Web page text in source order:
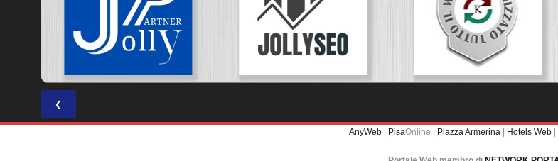
❮
AnyWeb | PisaOnline | Piazza Armerina | Hotels Web |